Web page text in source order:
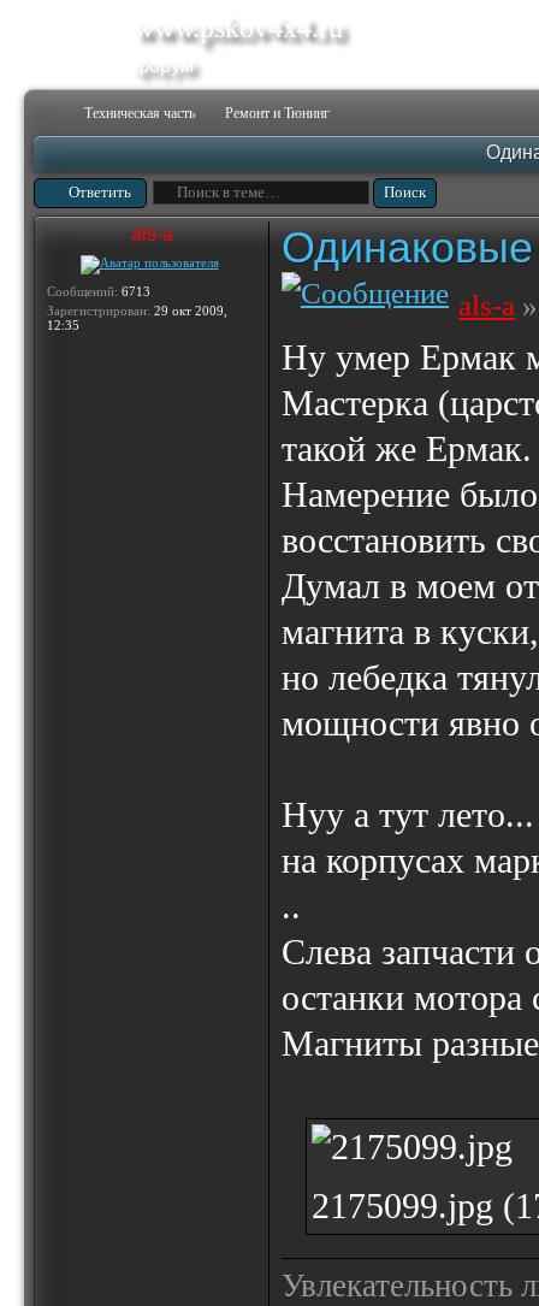
www.pskov4x4.ru
форум
Техническая часть Ремонт и Тюнинг
Ответить
als-a
Сообщений: 6713
Зарегистрирован: 29 окт 2009,
12:35
als-a
Ну умер Ермак
Мастерка
такой же Ермак.
Намерение
восстановить
Думал в моем
магнита в
но лебедка
мощности явно
Нуу а тут
на корпусах
..
Слева запчасти
останки мотора
Магниты
2175099.jpg
Увлекательность